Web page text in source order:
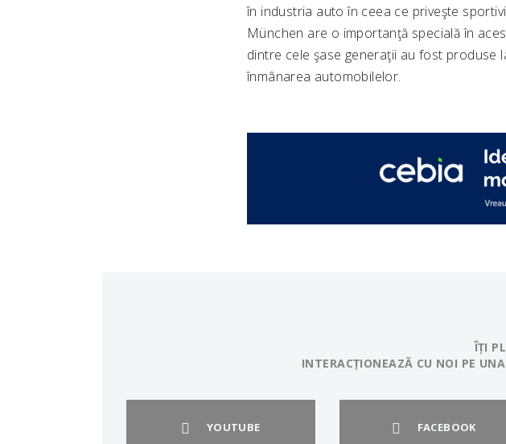
în industria auto în ceea ce priveşte
München are o importanţă specială în
dintre cele şase generaţii au fost produse
înmânarea automobilelor.
ÎȚI
INTERACȚIONEAZĂ CU NOI PE
YOUTUBE FACEBOOK